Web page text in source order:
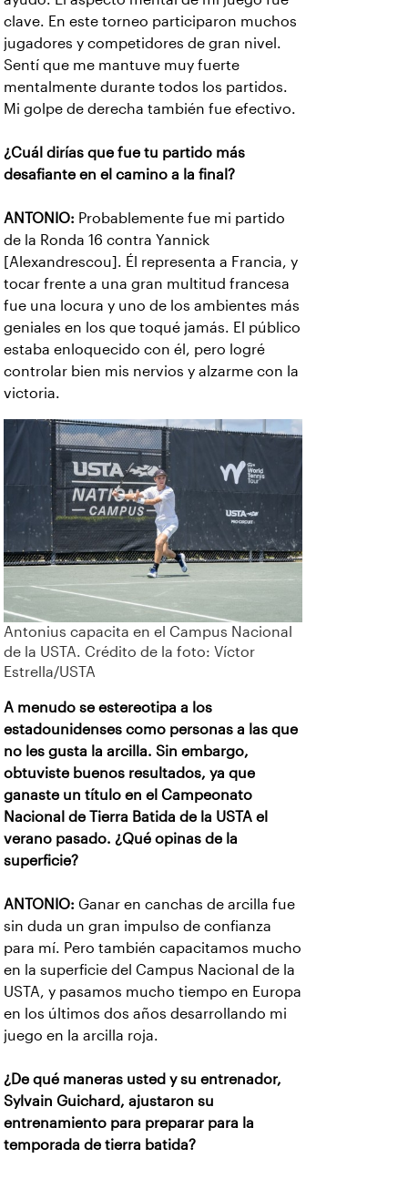
clave. En este torneo participaron muchos
jugadores y competidores de gran nivel.
Sentí que me mantuve muy fuerte
mentalmente durante todos los partidos.
Mi golpe de derecha también fue efectivo.
¿Cuál dirías que fue tu partido más
desafiante en el camino a la final?
ANTONIO: Probablemente fue mi partido
de la Ronda 16 contra Yannick
[Alexandrescou]. Él representa a Francia, y
tocar frente a una gran multitud francesa
fue una locura y uno de los ambientes más
geniales en los que toqué jamás. El público
estaba enloquecido con él, pero logré
controlar bien mis nervios y alzarme con la
victoria.
Antonius capacita en el Campus Nacional
de la USTA. Crédito de la foto: Víctor
Estrella/USTA
A menudo se estereotipa a los
estadounidenses como personas a las que
no les gusta la arcilla. Sin embargo,
obtuviste buenos resultados, ya que
ganaste un título en el Campeonato
Nacional de Tierra Batida de la USTA el
verano pasado. ¿Qué opinas de la
superficie?
ANTONIO: Ganar en canchas de arcilla fue
sin duda un gran impulso de confianza
para mí. Pero también capacitamos mucho
en la superficie del Campus Nacional de la
USTA, y pasamos mucho tiempo en Europa
en los últimos dos años desarrollando mi
juego en la arcilla roja.
¿De qué maneras usted y su entrenador,
Sylvain Guichard, ajustaron su
entrenamiento para preparar para la
temporada de tierra batida?